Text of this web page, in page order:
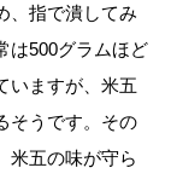
、指で潰してみ
は500グラムほど
いますが、米五
そうです。その
米五の味が守ら